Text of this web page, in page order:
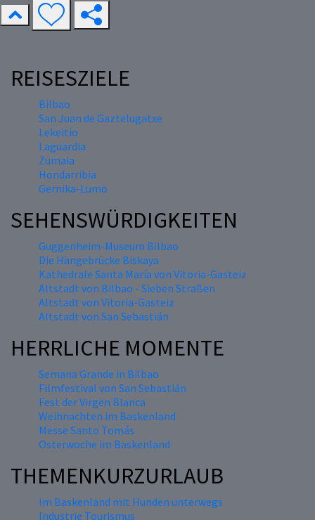
REISESZIELE
Bilbao
San Juan de Gaztelugatxe
Lekeitio
Laguardia
Zumaia
Hondarribia
Gernika-Lumo
SEHENSWÜRDIGKEITEN
Guggenheim-Museum Bilbao
Die Hängebrücke Biskaya
Kathedrale Santa María von Vitoria-Gasteiz
Altstadt von Bilbao - Sieben Straßen
Altstadt von Vitoria-Gasteiz
Altstadt von San Sebastián
HERRLICHE MOMENTE
Semana Grande in Bilbao
Filmfestival von San Sebastián
Fest der Virgen Blanca
Weihnachten im Baskenland
Messe Santo Tomás
Osterwoche im Baskenland
THEMENKURZURLAUB
Im Baskenland mit Hunden unterwegs
Industrie Tourismus